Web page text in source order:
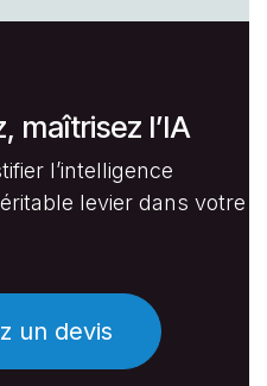
maîtrisez l’IA
l’intelligence
levier dans votre
un devis